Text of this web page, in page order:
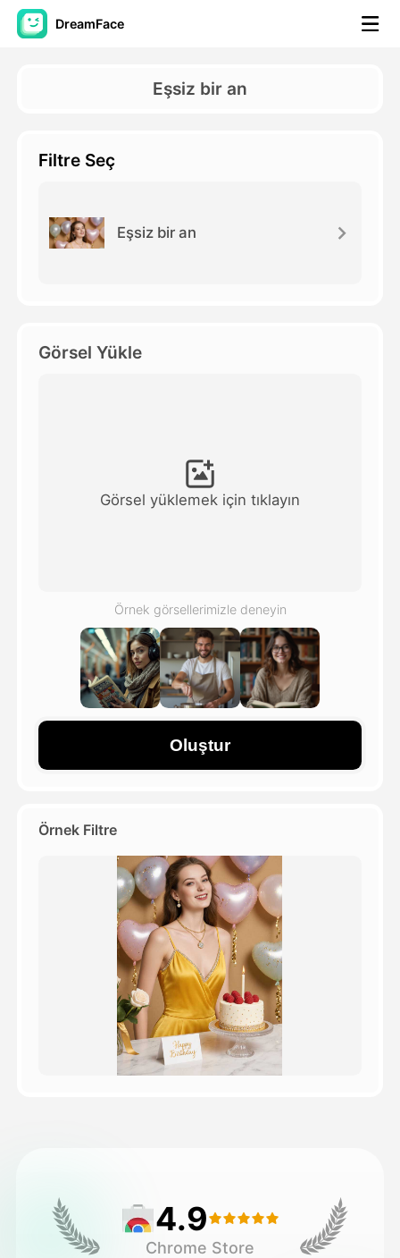
DreamFace
Yapay Zeka Araçları
AI Video
Fotoğraf
Tüm şablonları görüntüle
Blog
Eşsiz bir an
Filtre Seç
Eşsiz bir an
Görsel Yükle
Görsel yüklemek için tıklayın
Örnek görsellerimizle deneyin
Oluştur
Örnek Filtre
4.9
Chrome Store